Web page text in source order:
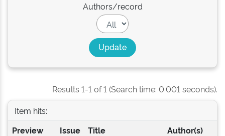
Authors/record
Results 1-1 of 1 (Search time: 0.001 seconds).
Item hits:
Preview
Issue
Title Author(s)